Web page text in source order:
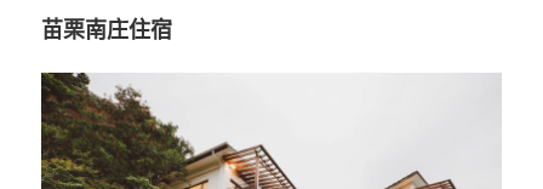
苗栗南庄住宿